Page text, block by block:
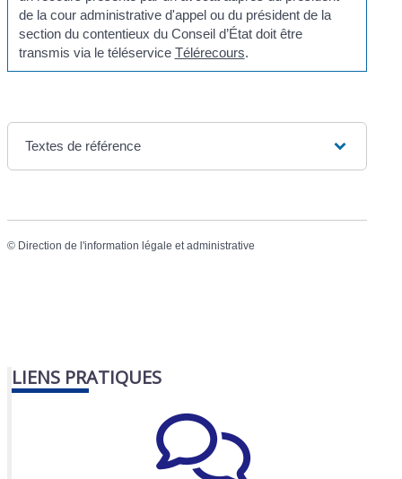
de la cour administrative d'appel ou du président de la
section du contentieux du Conseil d’État doit être
transmis via le téléservice Télérecours.
Textes de référence
© Direction de l'information légale et administrative
LIENS PRATIQUES